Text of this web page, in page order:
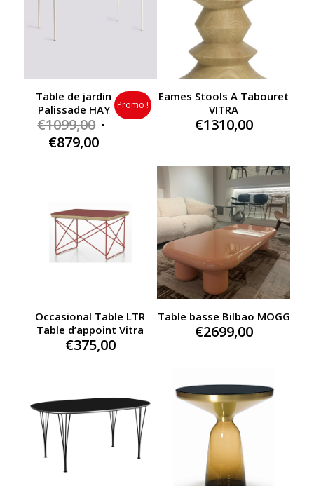
Table de jardin
Palissade HAY
€1099,00 Original
price
€879,00Current
Promo !
Eames Stools A Tabouret
VITRA
€1310,00
Occasional Table LTR
Table d’appoint Vitra
€375,00
Table basse Bilbao MOGG
€2699,00